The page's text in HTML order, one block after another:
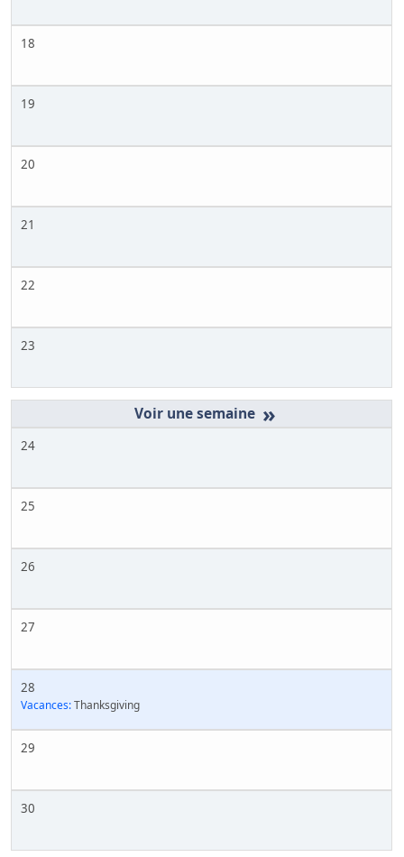
18
19
20
21
22
23
»
24
25
26
27
28
Vacances:Thanksgiving
29
30